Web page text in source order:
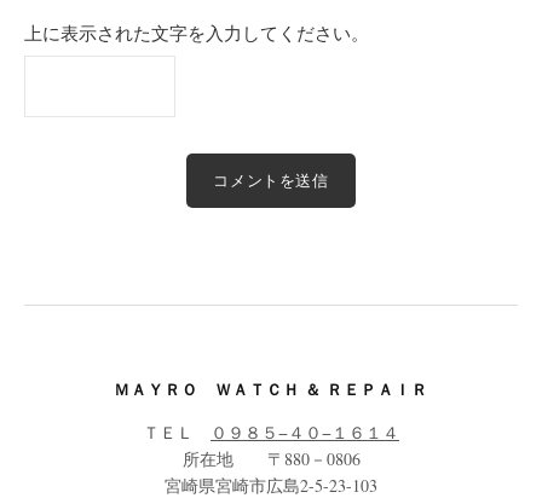
上に表示された文字を入力してください。
ＭＡＹＲＯ ＷＡＴＣＨ ＆ ＲＥＰＡＩＲ
ＴＥＬ
０９８５−４０−１６１４
所在地 〒880－0806
宮崎県宮崎市広島2-5-23-103